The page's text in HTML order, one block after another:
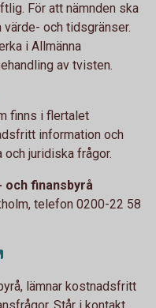
För att nämnden ska
och tidsgränser.
i Allmänna
av tvisten.
finns i flertalet
information och
juridiska frågor.
och finansbyrå
telefon 0200-22 58
lämnar kostnadsfritt